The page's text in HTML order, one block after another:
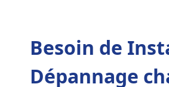
Besoin de
Dépannage